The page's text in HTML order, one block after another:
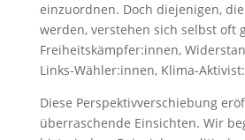
einzuordnen. Doch diejenigen,
werden, verstehen sich selbst oft
Freiheitskämpfer:innen,
Links-Wähler:innen, Klima-
Diese Perspektivverschiebung
überraschende Einsichten. Wir